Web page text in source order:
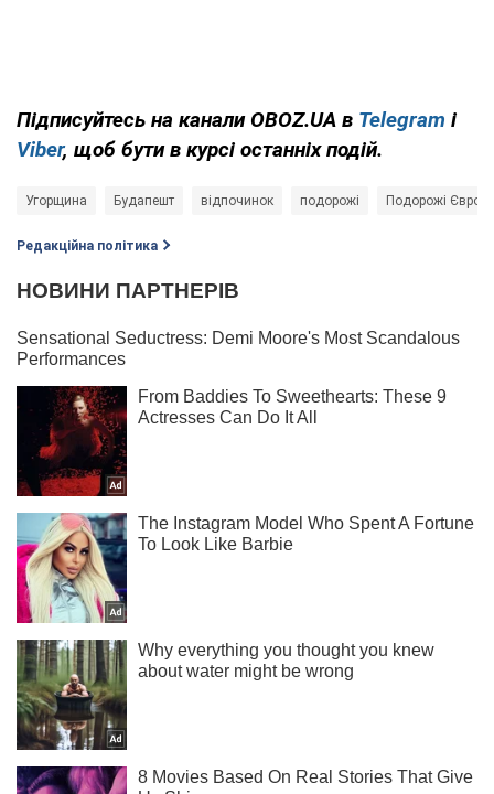
Підписуйтесь на канали OBOZ.UA в Telegram і
Viber, щоб бути в курсі останніх подій.
Угорщина Будапешт відпочинок подорожі Подорожі
Редакційна політика